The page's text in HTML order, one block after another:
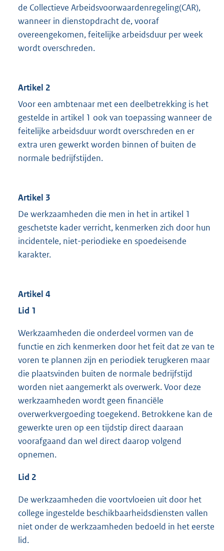
de Collectieve Arbeidsvoorwaardenregeling(CAR),
wanneer in dienstopdracht de, vooraf
overeengekomen, feitelijke arbeidsduur per week
wordt overschreden.
Artikel 2
Voor een ambtenaar met een deelbetrekking is het
gestelde in artikel 1 ook van toepassing wanneer de
feitelijke arbeidsduur wordt overschreden en er
extra uren gewerkt worden binnen of buiten de
normale bedrijfstijden.
Artikel 3
De werkzaamheden die men in het in artikel 1
geschetste kader verricht, kenmerken zich door hun
incidentele, niet-periodieke en spoedeisende
karakter.
Artikel 4
Lid 1
Werkzaamheden die onderdeel vormen van de
functie en zich kenmerken door het feit dat ze van te
voren te plannen zijn en periodiek terugkeren maar
die plaatsvinden buiten de normale bedrijfstijd
worden niet aangemerkt als overwerk. Voor deze
werkzaamheden wordt geen financiële
overwerkvergoeding toegekend. Betrokkene kan de
gewerkte uren op een tijdstip direct daaraan
voorafgaand dan wel direct daarop volgend
opnemen.
Lid 2
De werkzaamheden die voortvloeien uit door het
college ingestelde beschikbaarheidsdiensten vallen
niet onder de werkzaamheden bedoeld in het eerste
lid.